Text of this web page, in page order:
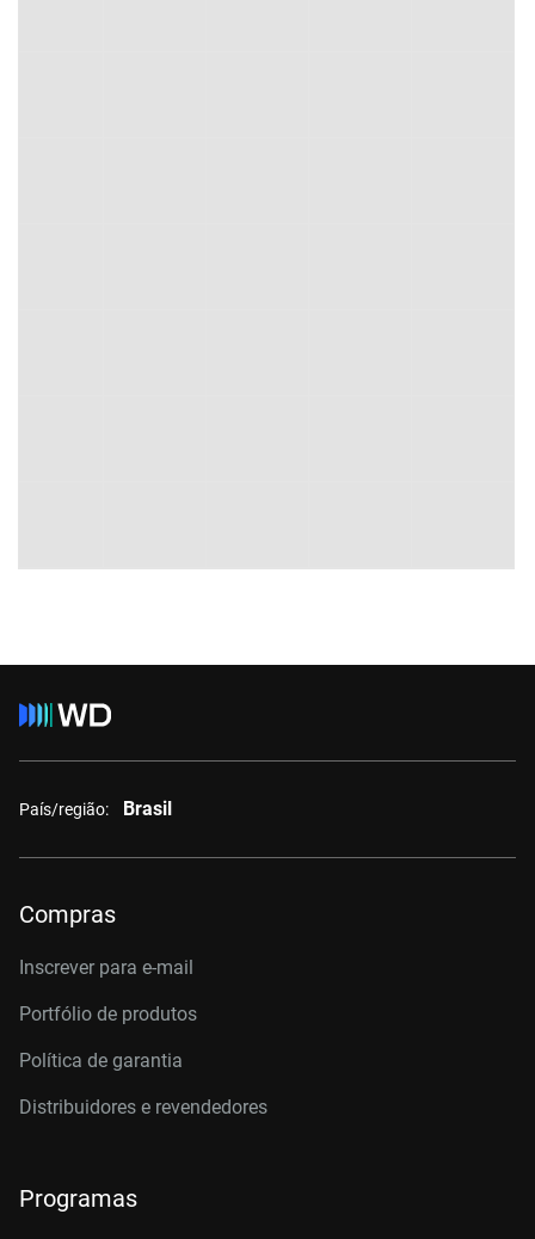
País/região: Brasil
Compras
Inscrever para e-mail
Portfólio de produtos
Política de garantia
Distribuidores e revendedores
Programas